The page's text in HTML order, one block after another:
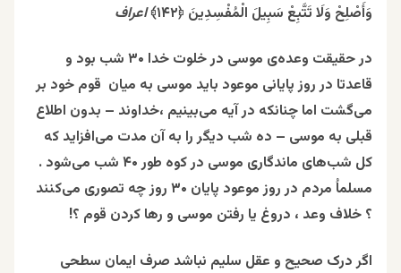
وَأَصْلِحْ وَلَا تَتَّبِعْ سَبِیلَ الْمُفْسِدِینَ ﴿۱۴۲﴾
اعراف
در حقیقت وعده‌ی موسی در خلوت خدا ۳۰ شب بود و
قاعدتا در روز پایانی موعود باید موسی به میان قوم خود بر
می‌گشت اما چنانکه در آیه می‌بینیم ،خداوند – بدون اطلاع
قبلی به موسی – ده شب دیگر را به آن مدت می‌افزاید که
کل شب‌های ماندگاری موسی در کوه طور ۴۰ شب می‌شود .
مسلماُ مردم در روز موعود پایان ۳۰ روز چه تصوری می‌کنند
؟ خلاف وعد ، دروغ یا رفتن موسی و رها کردن قوم ؟!
اگر درک صحیح و عقل سلیم نباشد صرف ایمان سطحی